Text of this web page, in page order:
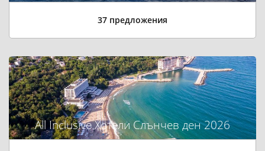
37 предложения
All Inclusive Хотели Слънчев ден 2026